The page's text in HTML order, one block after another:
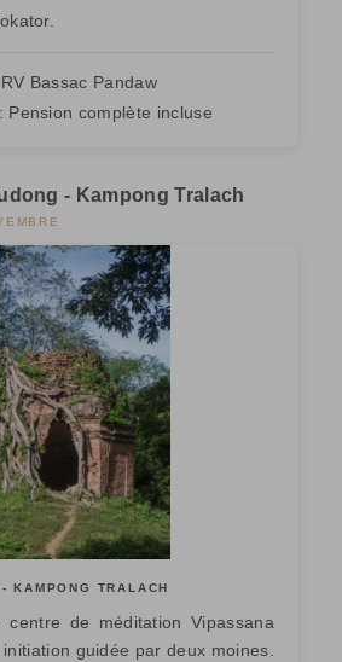
RV Bassac Pandaw
Pension complète incluse
- Kampong Tralach
KAMPONG TRALACH
centre de méditation Vipassana
guidée par deux moines.